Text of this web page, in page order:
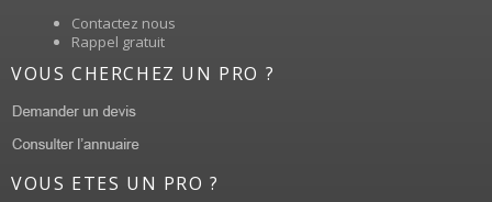
Contactez nous
Rappel gratuit
VOUS CHERCHEZ UN PRO ?
VOUS ETES UN PRO ?